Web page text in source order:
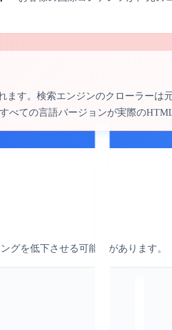
ます。検索エンジンのクローラーは
べての言語バージョンが実際の
グを低下させる可能性があります。